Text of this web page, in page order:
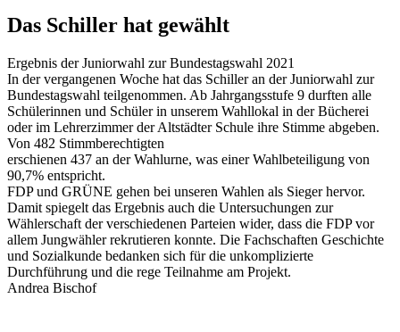
Das Schiller hat gewählt
Ergebnis der Juniorwahl zur Bundestagswahl 2021
In der vergangenen Woche hat das Schiller an der Juniorwahl zur
Bundestagswahl teilgenommen. Ab Jahrgangsstufe 9 durften alle
Schülerinnen und Schüler in unserem Wahllokal in der Bücherei
oder im Lehrerzimmer der Altstädter Schule ihre Stimme abgeben.
Von 482 Stimmberechtigten
erschienen 437 an der Wahlurne, was einer Wahlbeteiligung von
90,7% entspricht.
FDP und GRÜNE gehen bei unseren Wahlen als Sieger hervor.
Damit spiegelt das Ergebnis auch die Untersuchungen zur
Wählerschaft der verschiedenen Parteien wider, dass die FDP vor
allem Jungwähler rekrutieren konnte. Die Fachschaften Geschichte
und Sozialkunde bedanken sich für die unkomplizierte
Durchführung und die rege Teilnahme am Projekt.
Andrea Bischof